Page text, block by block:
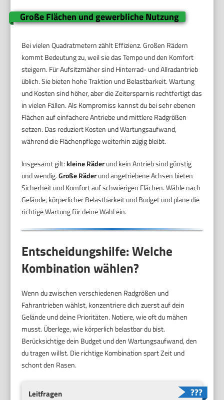
Große Flächen und gewerbliche Nutzung
Bei vielen Quadratmetern zählt Effizienz. Großen Rädern
kommt Bedeutung zu, weil sie das Tempo und den Komfort
steigern. Für Aufsitzmäher sind Hinterrad- und Allradantrieb
üblich. Sie bieten hohe Traktion und Belastbarkeit. Wartung
und Kosten sind höher, aber die Zeitersparnis rechtfertigt das
in vielen Fällen. Als Kompromiss kannst du bei sehr ebenen
Flächen auf einfachere Antriebe und mittlere Radgrößen
setzen. Das reduziert Kosten und Wartungsaufwand,
während die Flächenpflege weiterhin zügig bleibt.
Insgesamt gilt:kleine Räderund kein Antrieb sind günstig
und wendig.Große Räderund angetriebene Achsen bieten
Sicherheit und Komfort auf schwierigen Flächen. Wähle nach
Gelände, körperlicher Belastbarkeit und Budget und plane die
richtige Wartung für deine Wahl ein.
Entscheidungshilfe: Welche
Kombination wählen?
Wenn du zwischen verschiedenen Radgrößen und
Fahrantrieben wählst, konzentriere dich zuerst auf dein
Gelände und deine Prioritäten. Notiere, wie oft du mähen
musst. Überlege, wie körperlich belastbar du bist.
Berücksichtige dein Budget und den Wartungsaufwand, den
du tragen willst. Die richtige Kombination spart Zeit und
schont den Rasen.
Leitfragen